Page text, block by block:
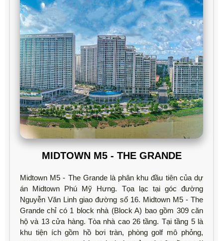
MIDTOWN M5 - THE GRANDE
Midtown M5 - The Grande là phân khu đầu tiên của dự
án Midtown Phú Mỹ Hưng. Tọa lạc tại góc đường
Nguyễn Văn Linh giao đường số 16. Midtown M5 - The
Grande chỉ có 1 block nhà (Block A) bao gồm 309 căn
hộ và 13 cửa hàng. Tòa nhà cao 26 tầng. Tại tầng 5 là
khu tiện ích gồm hồ bơi tràn, phòng golf mô phỏng,